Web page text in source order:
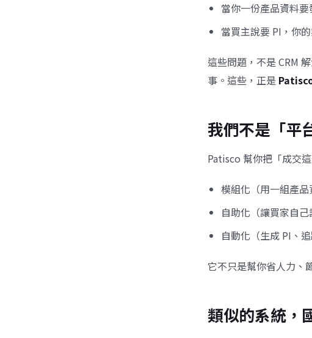
當你一份產品資料
當買主說要 PI，你
這些問題，不是 CRM
事。這些，正是
我們不是「平
Patisco 幫你把「成交這
模組化（用一組產品
自助化（讓買家自己
自動化（生成 PI、追
它不只是幫你省人力、
類似的系統